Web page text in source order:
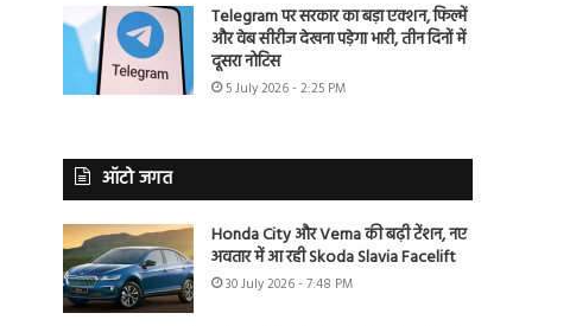
Telegram पर सरकार का बड़ा एक्शन, फिल्में
और वेब सीरीज देखना पड़ेगा भारी, तीन दिनों में
दूसरा नोटिस
5 July 2026 - 2:25 PM
ऑटो जगत
Honda City और Verna की बढ़ी टेंशन, नए
अवतार में आ रही Skoda Slavia Facelift
30 July 2026 - 7:48 PM